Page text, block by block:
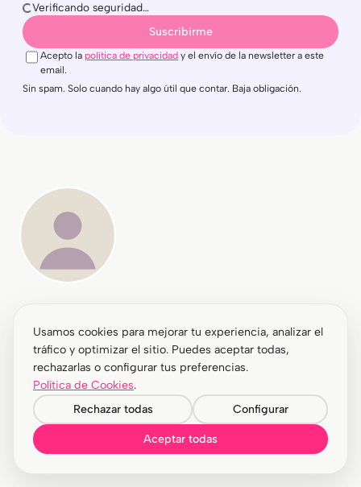
Verificando seguridad…
Suscribirme
Acepto la política de privacidad y el envío de la newsletter a este
email.
Sin spam. Solo cuando hay algo útil que contar. Baja obligación.
Analista SEO
Analista SEO con perfil mixto técnico y editorial.
Cubre arquitectura, novedades de Google y
primeros pasos en visibilidad generativa.
Usamos cookies para mejorar tu experiencia, analizar el
tráfico y optimizar el sitio. Puedes aceptar todas,
rechazarlas o configurar tus preferencias.
Política de Cookies.
Rechazar todas
Configurar
Aceptar todas